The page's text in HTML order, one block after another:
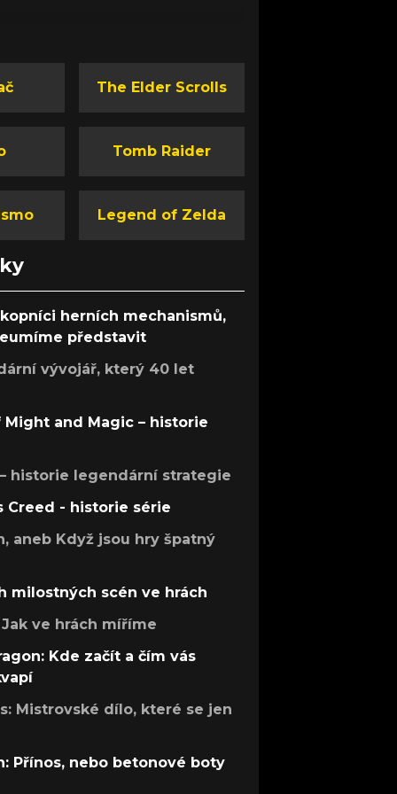
The Elder Scrolls
Tomb Raider
Legend of Zelda
herních mechanismů,
představit
vývojář, který 40 let
Might and Magic – historie
historie legendární strategie
Creed - historie série
aneb Když jsou hry špatný
milostných scén ve hrách
ve hrách míříme
Kde začít a čím vás
Mistrovské dílo, které se jen
Přínos, nebo betonové boty